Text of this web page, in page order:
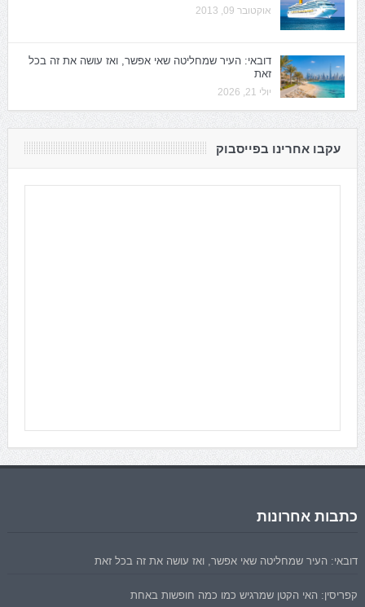
אוקטובר 09, 2013
דובאי: העיר שמחליטה שאי אפשר, ואז עושה את זה בכל
זאת
יולי 21, 2026
עקבו אחרינו בפייסבוק
כתבות אחרונות
דובאי: העיר שמחליטה שאי אפשר, ואז עושה את זה בכל זאת
קפריסין: האי הקטן שמרגיש כמו כמה חופשות באחת